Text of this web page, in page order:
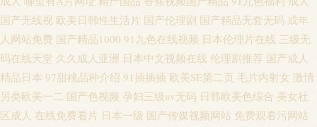
国产无线视 欧美日韩性生活片 国产伦理剧 国产精品无套无码 成年
人网站免费 国产精品1000 91九色在线视频 日本伦理片在线 三级无
码在线天堂 久久成人亚洲 日本中文视频在线 伦理剧推荐 国产成人
精品日本 97甜桃品种介绍 91插插插 欧美SE第二页 毛片内射女 激情
另类欧美一二 国产色视频 孕妇三级av无码 日韩欧美色综合 美女社
区成人 在线免费看片 日本一级 国产传媒视频网站 免费观看污网站